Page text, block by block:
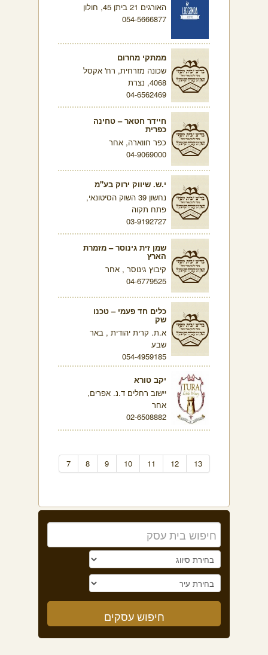
האורגים 21 ביתן 45, חולון
054-5666877
ממתקי מחרום
שכונה מזרחית, רח' אקסל
4068, נצרת
04-6562469
חיידר חטאר – טחינה
כפרית
כפר חווארה, אחר
04-9069000
י.ש. שיווק ירוק בע"מ
נחשון 39 השוק הסיטונאי,
פתח תקוה
03-9192727
שמן זית גינוסר – מזמרת
הארץ
קיבוץ גינוסר , אחר
04-6779525
כלים חד פעמי – טכנו
שק
א.ת. קרית יהודית , באר
שבע
054-4959185
יקב טורא
יישוב רחלים ד.נ. אפרים,
אחר
02-6508882
7 8 9 10 11 12 13